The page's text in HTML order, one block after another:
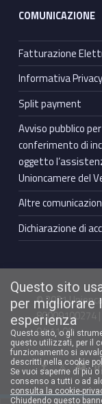
COMUNICAZIONE
Fatturazione
Informativa
Split payment
Avviso pubblico
conferimento di
oggetto
Unioncamere del
Altre
Dichiarazione di
© 2021
80009100274 |
94.11.00
Facebook Unioncamere VenetoTwitter Unioncamere Veneto
Youtube
Questo sito
per migliorare
esperienza
Questo sito, o gli
questo utilizzati, per il
funzionamento si
descritti nella cookie
Se vuoi saperne di più o
consenso a tutti o ad
consulta la cookie-
Chiudendo questo